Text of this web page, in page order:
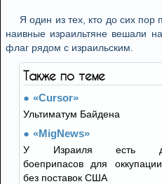
Я один из тех, кто до сих пор
наивные израильтяне вешали
флаг рядом с израильским.
Также по теме
«Cursor»
Ультиматум Байдена
«MigNews»
У Израиля есть
боеприпасов для
без поставок США